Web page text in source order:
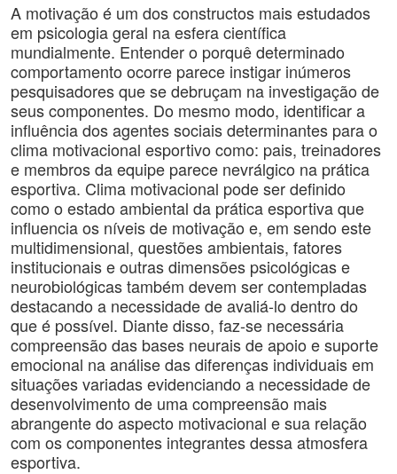
A motivação é um dos constructos mais estudados
em psicologia geral na esfera científica
mundialmente. Entender o porquê determinado
comportamento ocorre parece instigar inúmeros
pesquisadores que se debruçam na investigação de
seus componentes. Do mesmo modo, identificar a
influência dos agentes sociais determinantes para o
clima motivacional esportivo como: pais, treinadores
e membros da equipe parece nevrálgico na prática
esportiva. Clima motivacional pode ser definido
como o estado ambiental da prática esportiva que
influencia os níveis de motivação e, em sendo este
multidimensional, questões ambientais, fatores
institucionais e outras dimensões psicológicas e
neurobiológicas também devem ser contempladas
destacando a necessidade de avaliá-lo dentro do
que é possível. Diante disso, faz-se necessária
compreensão das bases neurais de apoio e suporte
emocional na análise das diferenças individuais em
situações variadas evidenciando a necessidade de
desenvolvimento de uma compreensão mais
abrangente do aspecto motivacional e sua relação
com os componentes integrantes dessa atmosfera
esportiva.